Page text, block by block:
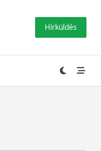
Hírküldés